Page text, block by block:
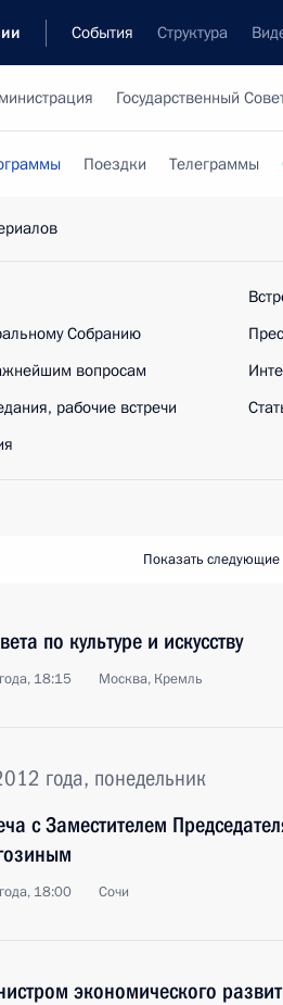
События Структура
Государственный
Поездки Телеграммы
Собранию
вопросам
рабочие встречи
Показать
по культуре и искусству
18:15 Москва, Кремль
года, понедельник
с Заместителем
18:00 Сочи
экономического